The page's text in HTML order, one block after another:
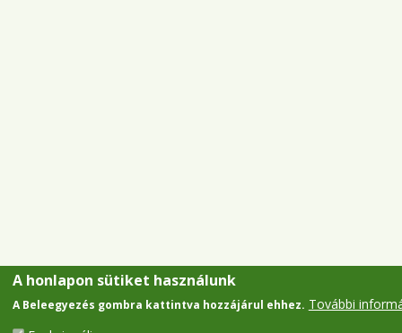
A honlapon sütiket használunk
A Beleegyezés gombra kattintva hozzájárul ehhez. További